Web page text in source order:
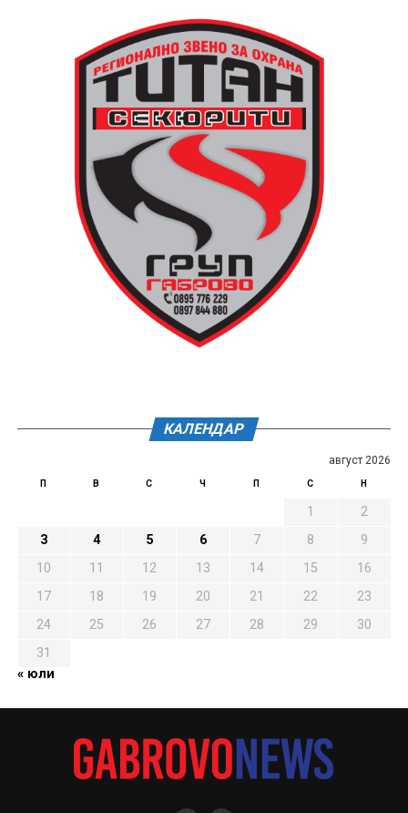
КАЛЕНДАР
август 2026
П В С Ч П С Н
1
2
3
4 5 6 7 8
9
10
11 12 13 14 15
16
17
18 19 20 21 22
23
24
25 26 27 28 29
30
31
« юли